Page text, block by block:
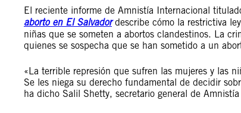
El reciente informe de Amnistía Internacional
aborto en El Salvadordescribe cómo la restrictiva
niñas que se someten a abortos clandestinos. La
quienes se sospecha que se han sometido a un
«La terrible represión que sufren las mujeres y las
Se les niega su derecho fundamental de decidir
ha dicho Salil Shetty, secretario general de